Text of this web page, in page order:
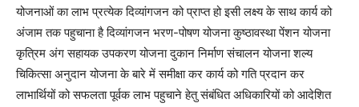
योजनाओं का लाभ प्रत्येक दिव्यांगजन को प्राप्त हो इसी लक्ष्य के साथ कार्य को
अंजाम तक पहुचाना है दिव्यांगजन भरण-पोषण योजना कुष्ठावस्था पेंशन योजना
कृत्रिम अंग सहायक उपकरण योजना दुकान निर्माण संचालन योजना शल्य
चिकित्सा अनुदान योजना के बारे में समीक्षा कर कार्य को गति प्रदान कर
लाभार्थियों को सफलता पूर्वक लाभ पहुचाने हेतु संबंधित अधिकारियों को आदेशित